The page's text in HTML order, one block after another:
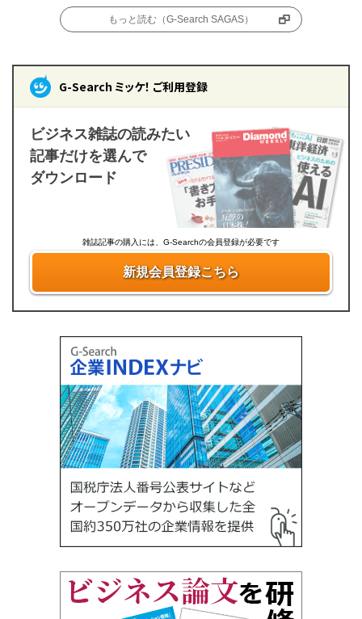
もっと読む（G-Search SAGAS）
G-Search ミッケ！ ご利用登録
ビジネス雑誌の読みたい
記事だけを選んで
ダウンロード
雑誌記事の購入には、G-Searchの会員登録が必要です
新規会員登録こちら